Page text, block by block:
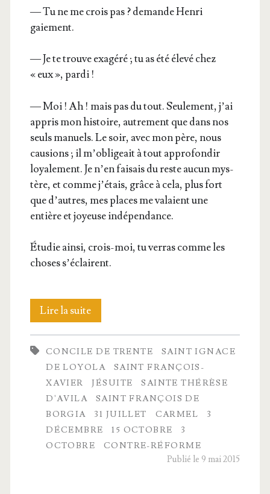
— Tu ne me crois pas ? demande Hen­ri
gaiement.
— Je te trouve exa­gé­ré ; tu as été éle­vé chez
« eux », pardi !
— Moi ! Ah ! mais pas du tout. Seule­ment, j’ai
appris mon his­toire, autre­ment que dans nos
seuls manuels. Le soir, avec mon père, nous
cau­sions ; il m’o­bli­geait à tout appro­fon­dir
loya­le­ment. Je n’en fai­sais du reste aucun mys­
tère, et comme j’é­tais, grâce à cela, plus fort
que d’autres, mes places me valaient une
entière et joyeuse indépendance.
Étu­die ain­si, crois-moi, tu ver­ras comme les
choses s’éclairent.
Lire la suiteLa
Réforme
catholique
CONCILE DE TRENTE
SAINT IGNACE
DE LOYOLA
SAINT FRANÇOIS-
XAVIER
JÉSUITE
SAINTE THÉRÈSE
D'AVILA
SAINT FRANÇOIS DE
BORGIA
31 JUILLET CARMEL
3
DÉCEMBRE
15 OCTOBRE
3
OCTOBRE
CONTRE-RÉFORME
Publié le 9 mai 2015